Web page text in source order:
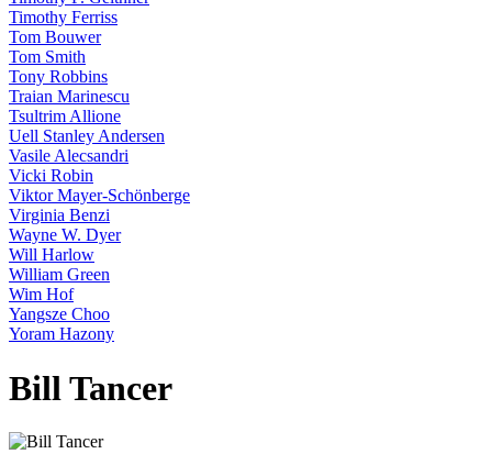
Timothy Ferriss
Tom Bouwer
Tom Smith
Tony Robbins
Traian Marinescu
Tsultrim Allione
Uell Stanley Andersen
Vasile Alecsandri
Vicki Robin
Viktor Mayer-Schönberge
Virginia Benzi
Wayne W. Dyer
Will Harlow
William Green
Wim Hof
Yangsze Choo
Yoram Hazony
Bill Tancer